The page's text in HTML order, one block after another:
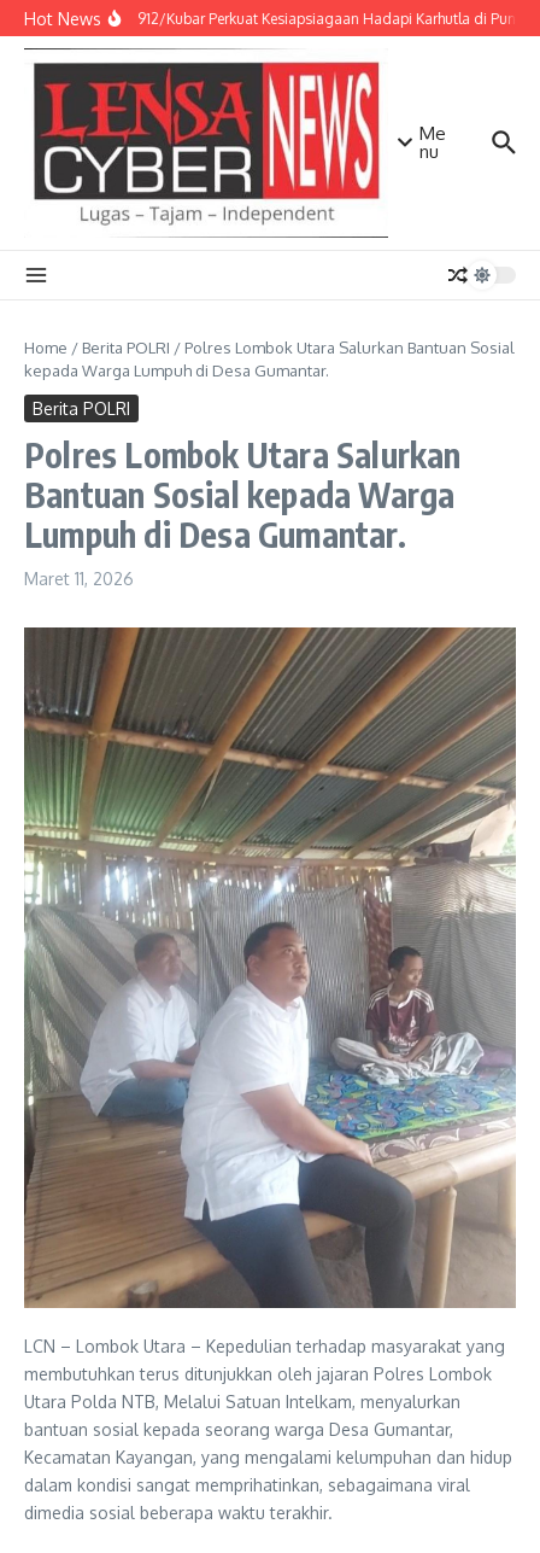
Lewati ke konten
Hot NewsKodim 0912/Kubar Perkuat Kesiapsiagaan Hadapi Karhutla di Puncak
Me
nu
Home / Berita POLRI / Polres Lombok Utara Salurkan Bantuan Sosial
kepada Warga Lumpuh di Desa Gumantar.
Berita POLRI
Polres Lombok Utara Salurkan
Bantuan Sosial kepada Warga
Lumpuh di Desa Gumantar.
Maret 11, 2026
LCN – Lombok Utara – Kepedulian terhadap masyarakat yang
membutuhkan terus ditunjukkan oleh jajaran Polres Lombok
Utara Polda NTB, Melalui Satuan Intelkam, menyalurkan
bantuan sosial kepada seorang warga Desa Gumantar,
Kecamatan Kayangan, yang mengalami kelumpuhan dan hidup
dalam kondisi sangat memprihatinkan, sebagaimana viral
dimedia sosial beberapa waktu terakhir.